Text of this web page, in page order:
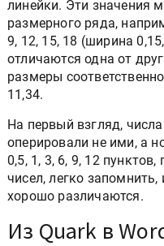
линейки. Эти значения
размерного ряда,
9, 12, 15, 18 (ширина
отличаются одна от
размеры
11,34.
На первый взгляд,
оперировали не ими, а
0,5, 1, 3, 6, 9, 12
чисел, легко
хорошо различаются.
Из Quark в